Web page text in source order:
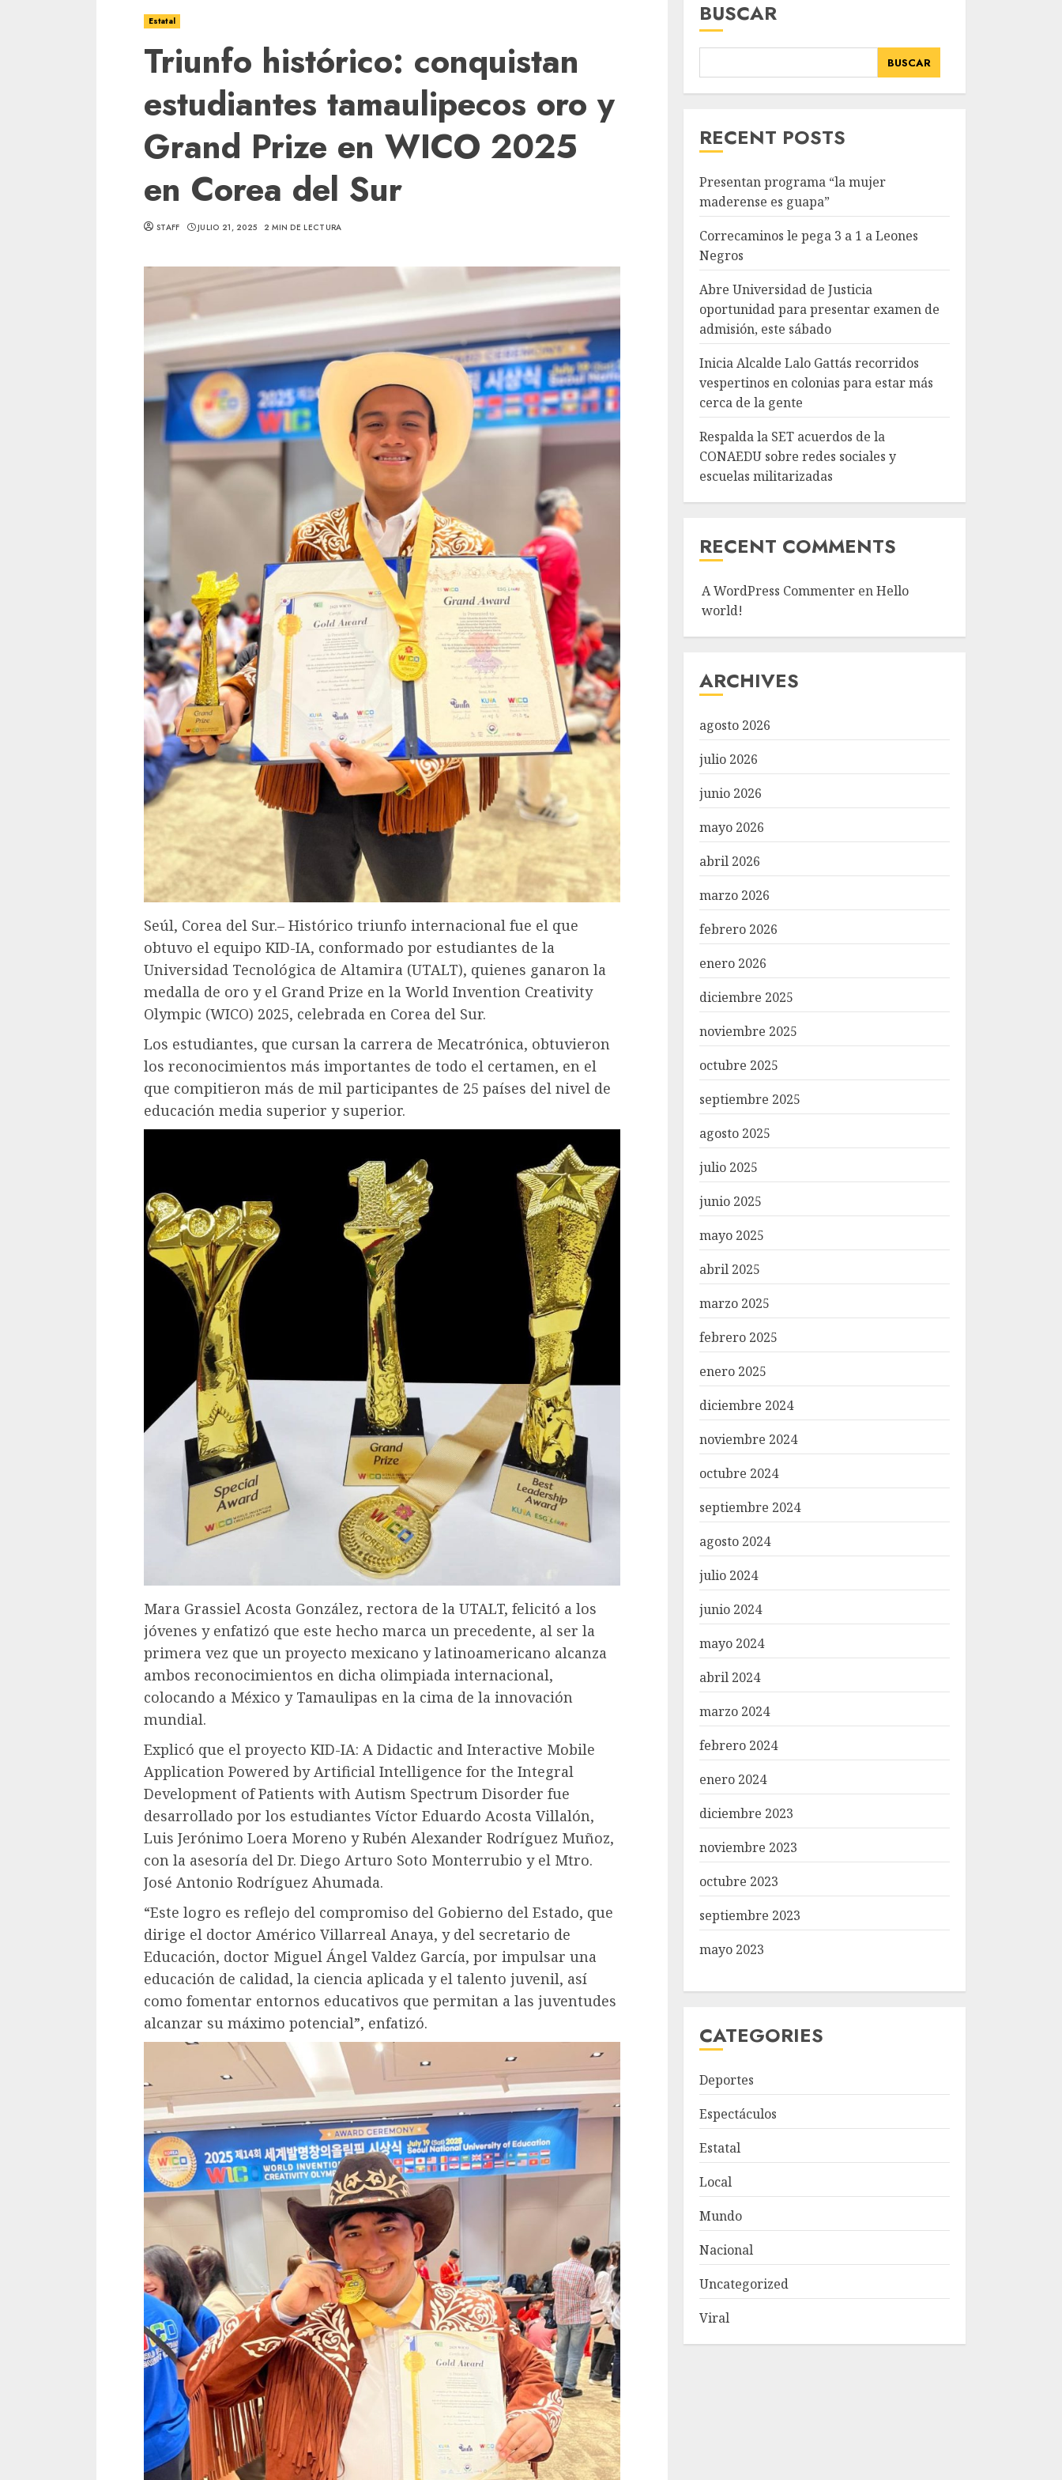
Estatal
Triunfo histórico: conquistan
estudiantes tamaulipecos oro y
Grand Prize en WICO 2025
en Corea del Sur
STAFF JULIO 21, 2025 2 MIN DE LECTURA
Seúl, Corea del Sur.– Histórico triunfo internacional fue el que
obtuvo el equipo KID-IA, conformado por estudiantes de la
Universidad Tecnológica de Altamira (UTALT), quienes ganaron la
medalla de oro y el Grand Prize en la World Invention Creativity
Olympic (WICO) 2025, celebrada en Corea del Sur.
Los estudiantes, que cursan la carrera de Mecatrónica, obtuvieron
los reconocimientos más importantes de todo el certamen, en el
que compitieron más de mil participantes de 25 países del nivel de
educación media superior y superior.
Mara Grassiel Acosta González, rectora de la UTALT, felicitó a los
jóvenes y enfatizó que este hecho marca un precedente, al ser la
primera vez que un proyecto mexicano y latinoamericano alcanza
ambos reconocimientos en dicha olimpiada internacional,
colocando a México y Tamaulipas en la cima de la innovación
mundial.
Explicó que el proyecto KID-IA: A Didactic and Interactive Mobile
Application Powered by Artificial Intelligence for the Integral
Development of Patients with Autism Spectrum Disorder fue
desarrollado por los estudiantes Víctor Eduardo Acosta Villalón,
Luis Jerónimo Loera Moreno y Rubén Alexander Rodríguez Muñoz,
con la asesoría del Dr. Diego Arturo Soto Monterrubio y el Mtro.
José Antonio Rodríguez Ahumada.
“Este logro es reflejo del compromiso del Gobierno del Estado, que
dirige el doctor Américo Villarreal Anaya, y del secretario de
Educación, doctor Miguel Ángel Valdez García, por impulsar una
educación de calidad, la ciencia aplicada y el talento juvenil, así
como fomentar entornos educativos que permitan a las juventudes
alcanzar su máximo potencial”, enfatizó.
BUSCAR
BUSCAR
RECENT POSTS
Presentan programa “la mujer
maderense es guapa”
Correcaminos le pega 3 a 1 a Leones
Negros
Abre Universidad de Justicia
oportunidad para presentar examen de
admisión, este sábado
Inicia Alcalde Lalo Gattás recorridos
vespertinos en colonias para estar más
cerca de la gente
Respalda la SET acuerdos de la
CONAEDU sobre redes sociales y
escuelas militarizadas
RECENT COMMENTS
A WordPress Commenter enHello
world!
ARCHIVES
agosto 2026
julio 2026
junio 2026
mayo 2026
abril 2026
marzo 2026
febrero 2026
enero 2026
diciembre 2025
noviembre 2025
octubre 2025
septiembre 2025
agosto 2025
julio 2025
junio 2025
mayo 2025
abril 2025
marzo 2025
febrero 2025
enero 2025
diciembre 2024
noviembre 2024
octubre 2024
septiembre 2024
agosto 2024
julio 2024
junio 2024
mayo 2024
abril 2024
marzo 2024
febrero 2024
enero 2024
diciembre 2023
noviembre 2023
octubre 2023
septiembre 2023
mayo 2023
CATEGORIES
Deportes
Espectáculos
Estatal
Local
Mundo
Nacional
Uncategorized
Viral